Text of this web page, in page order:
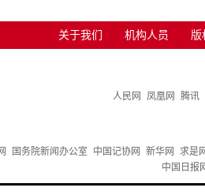
关于我们 机构人员 版
人民网 凤凰网 腾讯
国务院新闻办公室 中国记协网 新华网
求是
中国日报